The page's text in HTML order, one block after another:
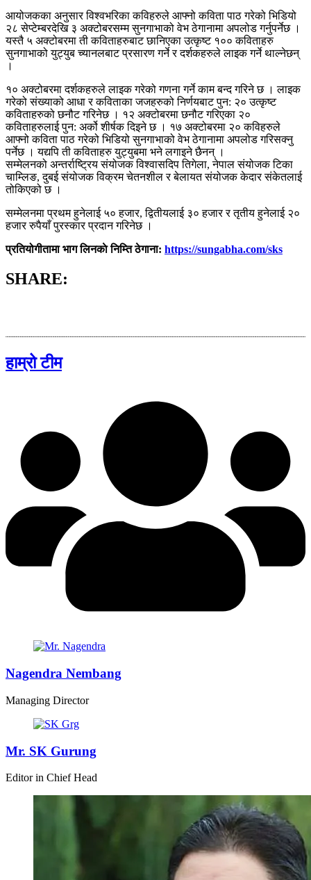
आयोजकका अनुसार विश्वभरिका कविहरुले आफ्नो कविता पाठ गरेको भिडियो
२८ सेप्टेम्बरदेखि ३ अक्टोबरसम्म सुनगाभाको वेभ ठेगानामा अपलोड गर्नुपर्नेछ ।
यस्तै ५ अक्टोबरमा ती कविताहरुबाट छानिएका उत्कृष्ट १०० कविताहरु
सुनगाभाको युट्युब च्यानलबाट प्रसारण गर्ने र दर्शकहरुले लाइक गर्ने थाल्नेछन्
।
१० अक्टोबरमा दर्शकहरुले लाइक गरेको गणना गर्ने काम बन्द गरिने छ । लाइक
गरेको संख्याको आधा र कविताका जजहरुको निर्णयबाट पुन: २० उत्कृष्ट
कविताहरुको छनौट गरिनेछ । १२ अक्टोबरमा छनौट गरिएका २०
कविताहरुलाई पुन: अर्को शीर्षक दिइने छ । १७ अक्टोबरमा २० कविहरुले
आफ्नो कविता पाठ गरेको भिडियो सुनगाभाको वेभ ठेगानामा अपलोड गरिसक्नु
पर्नेछ । यद्यपि ती कविताहरु युट्युबमा भने लगाइने छैनन् ।
सम्मेलनको अन्तर्राष्ट्रिय संयोजक विश्वासदिप तिगेला, नेपाल संयोजक टिका
चाम्लिङ, दुबई संयोजक विक्रम चेतनशील र बेलायत संयोजक केदार संकेतलाई
तोकिएको छ ।
सम्मेलनमा प्रथम हुनेलाई ५० हजार, द्वितीयलाई ३० हजार र तृतीय हुनेलाई २०
हजार रुपैयाँ पुरस्कार प्रदान गरिनेछ ।
प्रतियोगीतामा भाग लिनकाे निम्ति ठेगाना: https://sungabha.com/sks
SHARE:
हाम्रो टीम
Nagendra Nembang
Managing Director
Mr. SK Gurung
Editor in Chief Head